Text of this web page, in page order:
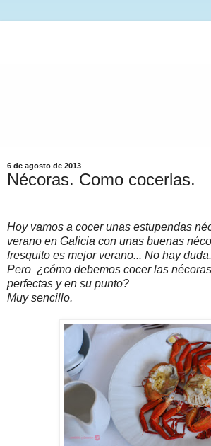
6 de agosto de 2013
Nécoras. Como cocerlas.
Hoy vamos a cocer unas estupendas
verano en Galicia con unas buenas
fresquito es mejor verano... No hay duda.
Pero ¿cómo debemos cocer las
perfectas y en su punto?
Muy sencillo.